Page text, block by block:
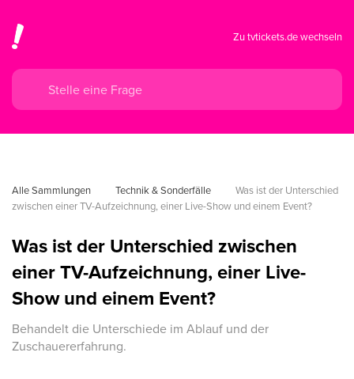
Zu tvtickets.de wechseln
Alle Sammlungen Technik & Sonderfälle
Was ist der Unterschied
zwischen einer TV-Aufzeichnung, einer Live-Show und einem Event?
Was ist der Unterschied zwischen
einer TV-Aufzeichnung, einer Live-
Show und einem Event?
Behandelt die Unterschiede im Ablauf und der
Zuschauererfahrung.